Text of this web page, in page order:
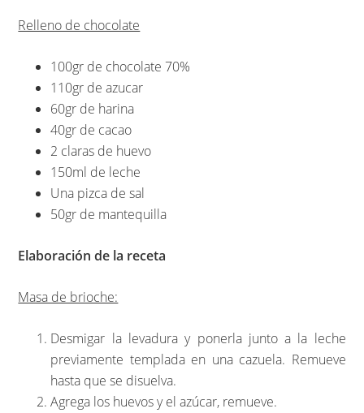
Relleno de chocolate
100gr de chocolate 70%
110gr de azucar
60gr de harina
40gr de cacao
2 claras de huevo
150ml de leche
Una pizca de sal
50gr de mantequilla
Elaboración de la receta
Masa de brioche:
Desmigar la levadura y ponerla junto a la leche
previamente templada en una cazuela. Remueve
hasta que se disuelva.
Agrega los huevos y el azúcar, remueve.